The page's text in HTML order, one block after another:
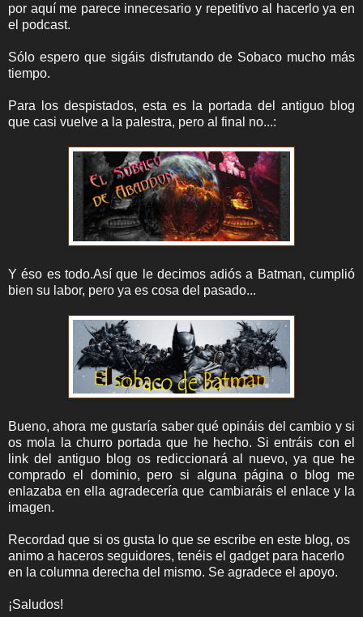
por aquí me parece innecesario y repetitivo al hacerlo ya en
el podcast.
Sólo espero que sigáis disfrutando de Sobaco mucho más
tiempo.
Para los despistados, esta es la portada del antiguo blog
que casi vuelve a la palestra, pero al final no...:
Y éso es todo.Así que le decimos adiós a Batman, cumplió
bien su labor, pero ya es cosa del pasado...
Bueno, ahora me gustaría saber qué opináis del cambio y si
os mola la churro portada que he hecho. Si entráis con el
link del antiguo blog os rediccionará al nuevo, ya que he
comprado el dominio, pero si alguna página o blog me
enlazaba en ella agradecería que cambiaráis el enlace y la
imagen.
Recordad que si os gusta lo que se escribe en este blog, os
animo a haceros seguidores, tenéis el gadget para hacerlo
en la columna derecha del mismo. Se agradece el apoyo.
¡Saludos!